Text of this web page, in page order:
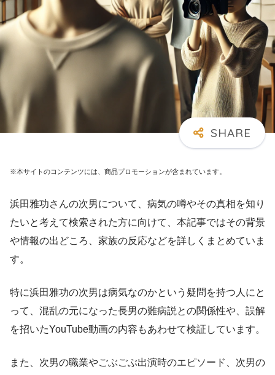
※本サイトのコンテンツには、商品プロモーションが含まれています。
浜田雅功さんの次男について、病気の噂やその真相を知り
たいと考えて検索された方に向けて、本記事ではその背景
や情報の出どころ、家族の反応などを詳しくまとめていま
す。
特に浜田雅功の次男は病気なのかという疑問を持つ人にと
って、混乱の元になった長男の難病説との関係性や、誤解
を招いたYouTube動画の内容もあわせて検証しています。
また、次男の職業やごぶごぶ出演時のエピソード、次男の